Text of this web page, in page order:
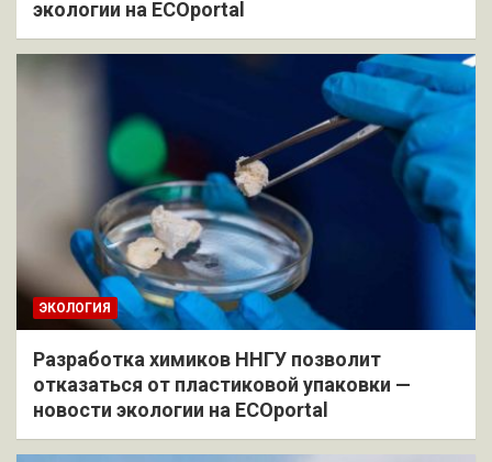
экологии на ECOportal
ЭКОЛОГИЯ
Разработка химиков ННГУ позволит
отказаться от пластиковой упаковки —
новости экологии на ECOportal